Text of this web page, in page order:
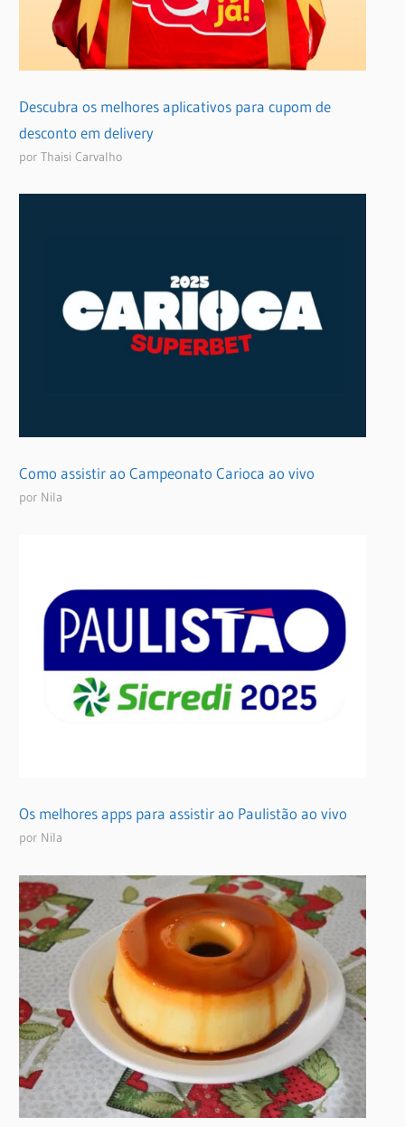
Descubra os melhores aplicativos para cupom de
desconto em delivery
por Thaisi Carvalho
Como assistir ao Campeonato Carioca ao vivo
por Nila
Os melhores apps para assistir ao Paulistão ao vivo
por Nila